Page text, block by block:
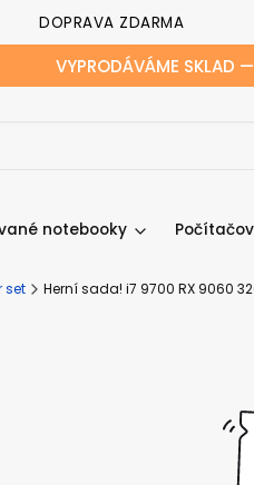
DOPRAVA ZDARMA
VYPRODÁVÁME SKLAD
notebooky
set Herní sada! i7 9700 RX 9060